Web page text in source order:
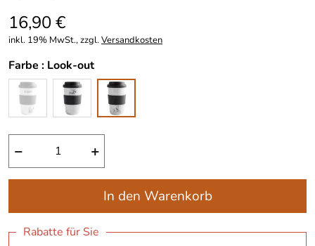
16,90 €
inkl. 19% MwSt., zzgl.Versandkosten
Farbe : Look-out
− +
In den Warenkorb
Rabatte für Sie